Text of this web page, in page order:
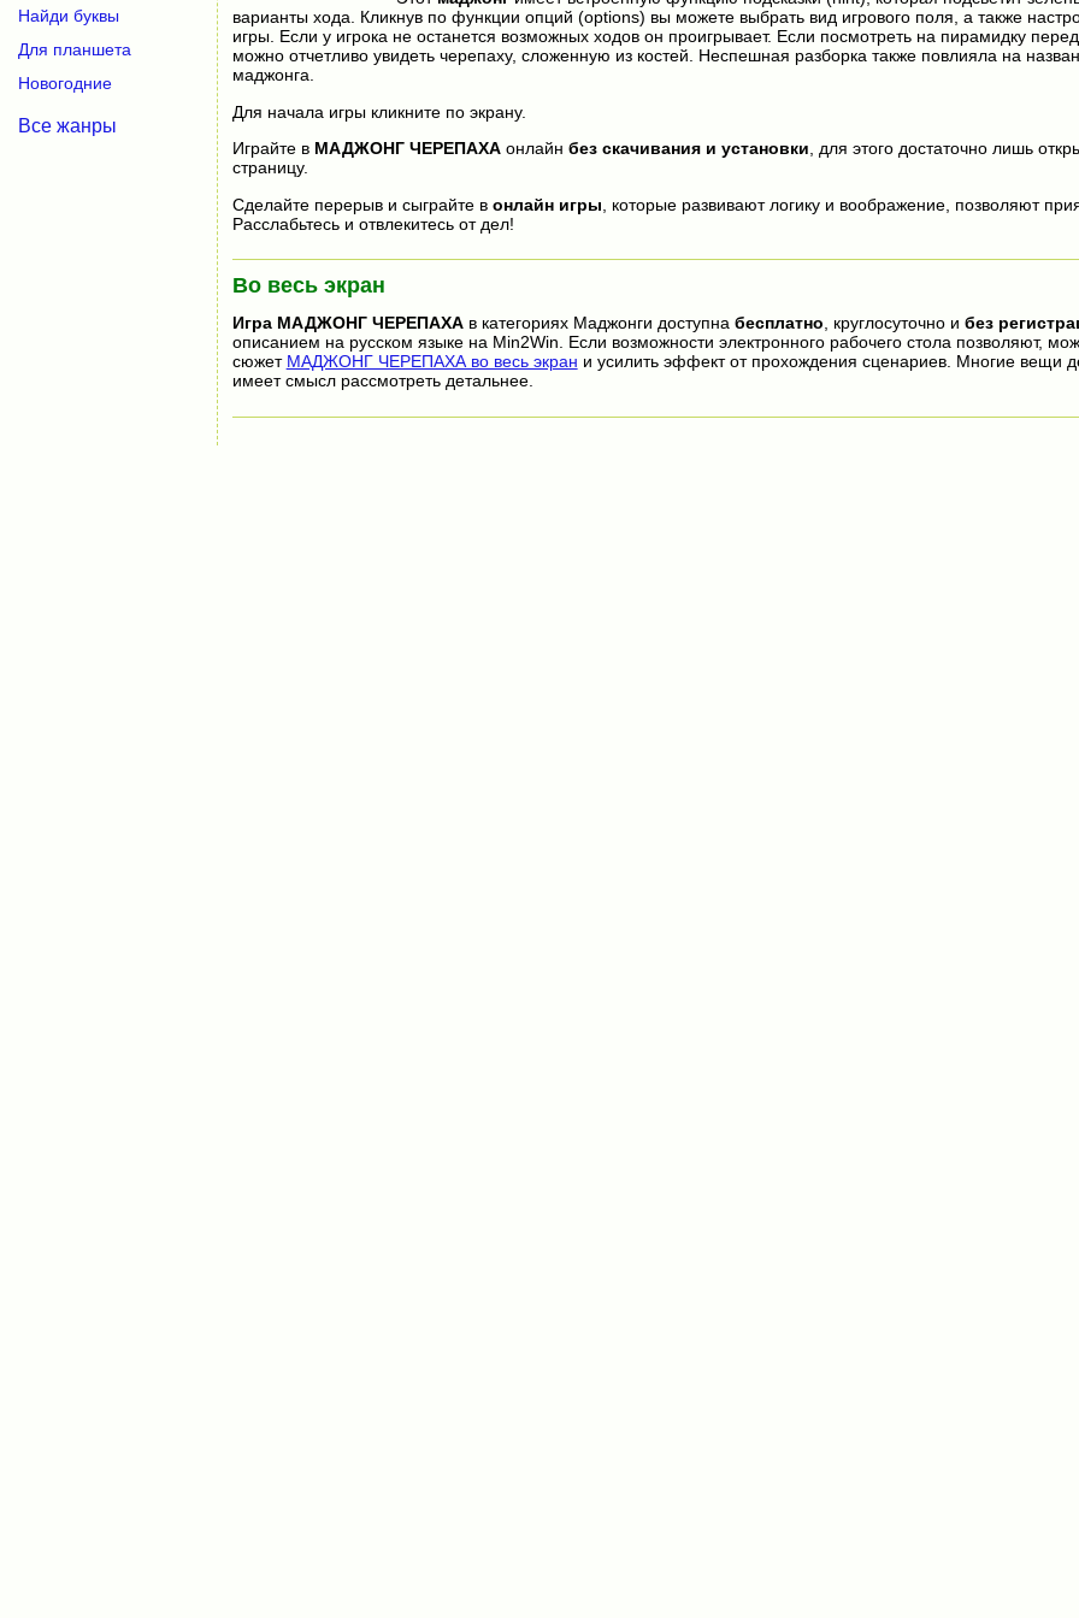
варианты хода. Кликнув по функции опций (options) вы можете выбрать вид игрового поля, а также
игры. Если у игрока не останется возможных ходов он проигрывает. Если посмотреть на пирамидку
можно отчетливо увидеть черепаху, сложенную из костей. Неспешная разборка также повлияла на
маджонга.
Для начала игры кликните по экрану.
Играйте в МАДЖОНГ ЧЕРЕПАХАонлайн без скачивания и установки , для этого достаточно лишь
страницу.
Сделайте перерыв и сыграйте в онлайн игры , которые развивают логику и воображение, позволяют
Расслабьтесь и отвлекитесь от дел!
Во весь экран
Игра МАДЖОНГ ЧЕРЕПАХАв категориях Маджонги доступна бесплатно, круглосуточно и без
описанием на русском языке на Min2Win. Если возможности электронного рабочего стола позволяют,
сюжет МАДЖОНГ ЧЕРЕПАХА во весь экран и усилить эффект от прохождения сценариев. Многие вещи
имеет смысл рассмотреть детальнее.
Найди буквы
Для планшета
Новогодние
Все жанры